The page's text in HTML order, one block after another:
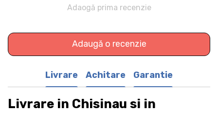
Adaogă prima recenzie
Adaugă o recenzie
Livrare Achitare Garantie
Livrare in Chisinau si in